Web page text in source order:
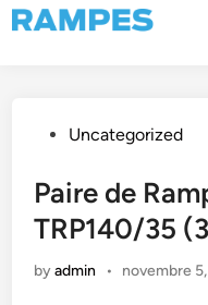
Skip
to
PostedUncategorized
Paire de
TRP140/35
byadmin • novembre